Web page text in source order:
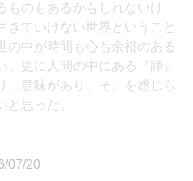
ものもあるかもしれないけ
きていけない世界ということ
の中が時間も心も余裕のある
。更に人間の中にある『静』
、意味があり、そこを感じら
と思った。
07/20